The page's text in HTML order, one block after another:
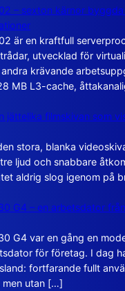
– sexton kärnor
är en kraftfull
utvecklad för
krävande
MB L3-cache,
jättelika filmskivan som
stora, blanka
ljud och snabbare
aldrig slog igenom på
G4 – en arbetsdator
G4 var en gång en
för företag. I dag
fortfarande fullt
men utan […]